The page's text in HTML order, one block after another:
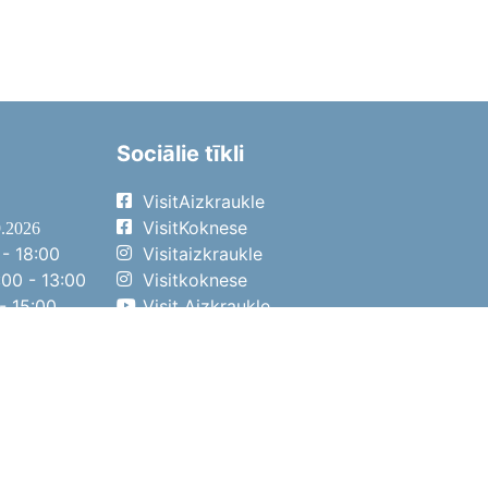
18:00
- 13:00
15:00
Sociālie tīkli
VisitAizkraukle
VisitKoknese
Visitaizkraukle
Visitkoknese
Visit Aizkraukle